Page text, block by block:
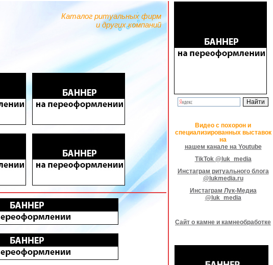
Каталог ритуальных фирм
и других компаний
Видео с похорон и
специализированных выставок
на
нашем канале на Youtube
TikTok @luk_media
Инстаграм ритуального блога
@lukmedia.ru
Инстаграм Лук-Медиа
@luk_media
Сайт о камне и камнеобработке